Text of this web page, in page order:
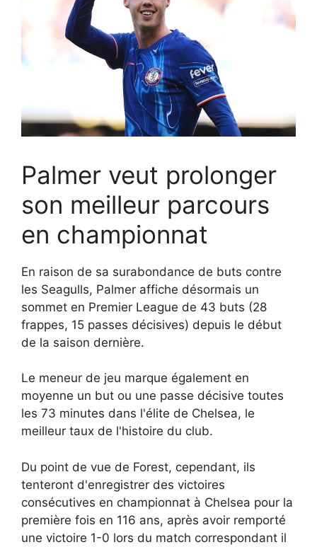
Palmer veut prolonger
son meilleur parcours
en championnat
En raison de sa surabondance de buts contre
les Seagulls, Palmer affiche désormais un
sommet en Premier League de 43 buts (28
frappes, 15 passes décisives) depuis le début
de la saison dernière.
Le meneur de jeu marque également en
moyenne un but ou une passe décisive toutes
les 73 minutes dans l'élite de Chelsea, le
meilleur taux de l'histoire du club.
Du point de vue de Forest, cependant, ils
tenteront d'enregistrer des victoires
consécutives en championnat à Chelsea pour la
première fois en 116 ans, après avoir remporté
une victoire 1-0 lors du match correspondant il